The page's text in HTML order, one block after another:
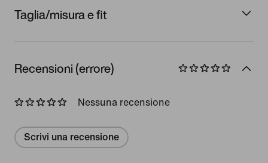
Taglia/misura e fit
Recensioni (errore)
Nessuna recensione
Scrivi una recensione